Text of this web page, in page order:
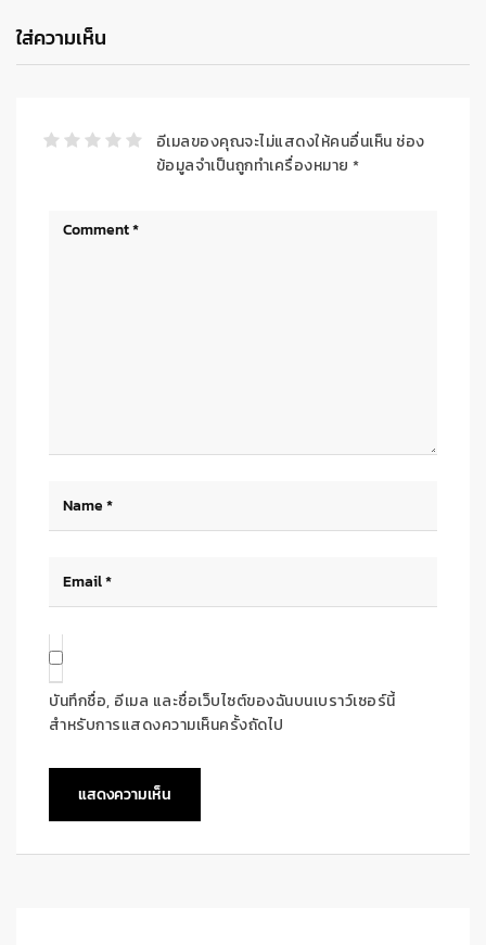
ใส่ความเห็น
อีเมลของคุณจะไม่แสดงให้คนอื่นเห็น ช่อง
ข้อมูลจำเป็นถูกทำเครื่องหมาย *
บันทึกชื่อ, อีเมล และชื่อเว็บไซต์ของฉันบนเบราว์เซอร์นี้
สำหรับการแสดงความเห็นครั้งถัดไป